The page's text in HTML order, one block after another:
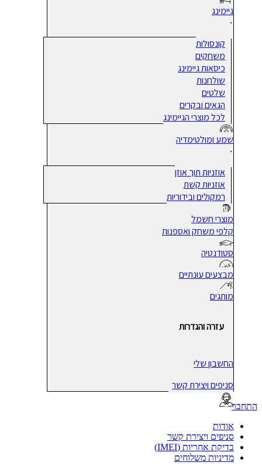
גיימינג
קונסולות
משחקים
כיסאות גיימינג
שולחנות
שלטים
הגאים ובקרים
לכל מוצרי הגיימינג
שמע ומולטימדיה
אוזניות תוך אוזן
אוזניות קשת
רמקולים ובידוריות
מוצרי חשמל
קלפי משחק ואספנות
סטודנטיה
מבצעים עונתיים
מותגים
עזרה והגדרות
החשבון שלי
סניפים ויצירת קשר
אודות
סניפים ויצירת קשר
בדיקת אחריות (IMEI)
מדיניות משלוחים